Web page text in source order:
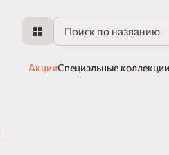
АкцииСпециальные коллекции